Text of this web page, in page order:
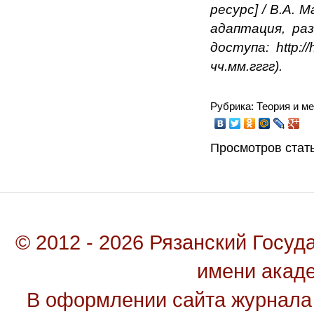
ресурс] / В.А.
адаптация,
доступа: http://
чч.мм.гггг).
Рубрика: Теория и
Просмотров
© 2012 - 2026 Рязанский
имени
В оформлении сайта